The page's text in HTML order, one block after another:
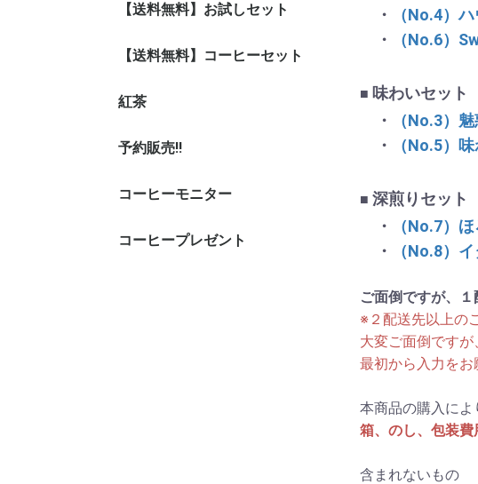
【送料無料】お試しセット
【送料無料】コーヒーセット
紅茶
予約販売!!
コーヒーモニター
コーヒープレゼント
・
（No.4）
・
（No.6）
■ 味わいセット
・
（No.3）
・
（No.5）
■ 深煎りセット
・
（No.7）
・
（No.8）
ご面倒ですが、
※２配送先以上の
大変ご面倒です
最初から入力をお
本商品の購入によ
箱、のし、包装費
含まれないもの